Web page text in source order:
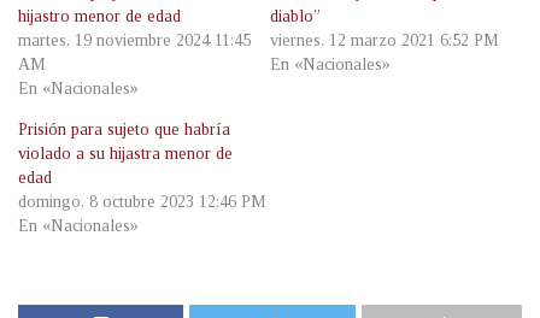
hijastro menor de edad
martes, 19 noviembre 2024 11:45
AM
En «Nacionales»
diablo”
viernes, 12 marzo 2021 6:52 PM
En «Nacionales»
Prisión para sujeto que habría
violado a su hijastra menor de
edad
domingo, 8 octubre 2023 12:46 PM
En «Nacionales»